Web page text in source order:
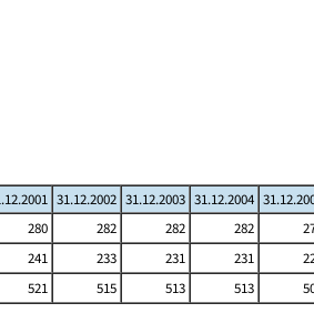
31.12.2002 31.12.2003 31.12.2004
280 282 282 282
241 233 231 231
521 515 513 513